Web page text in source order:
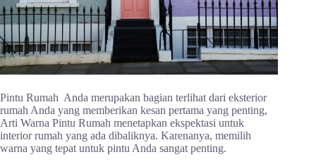
Pintu Rumah Anda merupakan bagian terlihat dari eksterior
rumah Anda yang memberikan kesan pertama yang penting,
Arti Warna Pintu Rumah menetapkan ekspektasi untuk
interior rumah yang ada dibaliknya. Karenanya, memilih
warna yang tepat untuk pintu Anda sangat penting.